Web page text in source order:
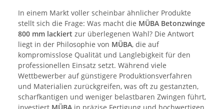
In einem Markt voller scheinbar ähnlicher Produkte
stellt sich die Frage: Was macht die MÜBA Betonzwinge
800 mm lackiert zur überlegenen Wahl? Die Antwort
liegt in der Philosophie von MÜBA, die auf
kompromisslose Qualität und Langlebigkeit für den
professionellen Einsatz setzt. Während viele
Wettbewerber auf günstigere Produktionsverfahren
und Materialien zurückgreifen, was oft zu gestanzten,
scharfkantigen und weniger belastbaren Zwingen führt,